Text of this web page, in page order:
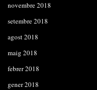
novembre 2018
setembre 2018
agost 2018
maig 2018
febrer 2018
gener 2018